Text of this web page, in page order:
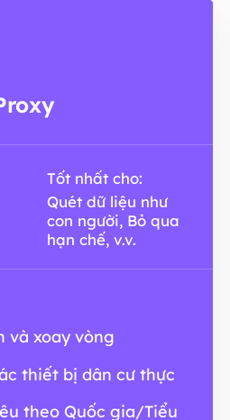
Tốt nhất cho:
Quét dữ liệu như
con người, Bỏ qua
hạn chế, v.v.
và xoay vòng
thiết bị dân cư thực
theo Quốc gia/Tiểu